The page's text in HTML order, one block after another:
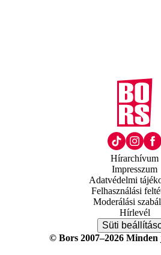
Hírarchívum
Impresszum
Adatvédelmi
Felhasználási
Moderálási
Hírlevél
Süti
© Bors 2007–2026